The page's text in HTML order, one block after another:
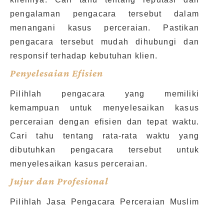
pengalaman pengacara tersebut dalam
menangani kasus perceraian. Pastikan
pengacara tersebut mudah dihubungi dan
responsif terhadap kebutuhan klien.
Penyelesaian Efisien
Pilihlah pengacara yang memiliki
kemampuan untuk menyelesaikan kasus
perceraian dengan efisien dan tepat waktu.
Cari tahu tentang rata-rata waktu yang
dibutuhkan pengacara tersebut untuk
menyelesaikan kasus perceraian.
Jujur dan Profesional
Pilihlah Jasa Pengacara Perceraian Muslim